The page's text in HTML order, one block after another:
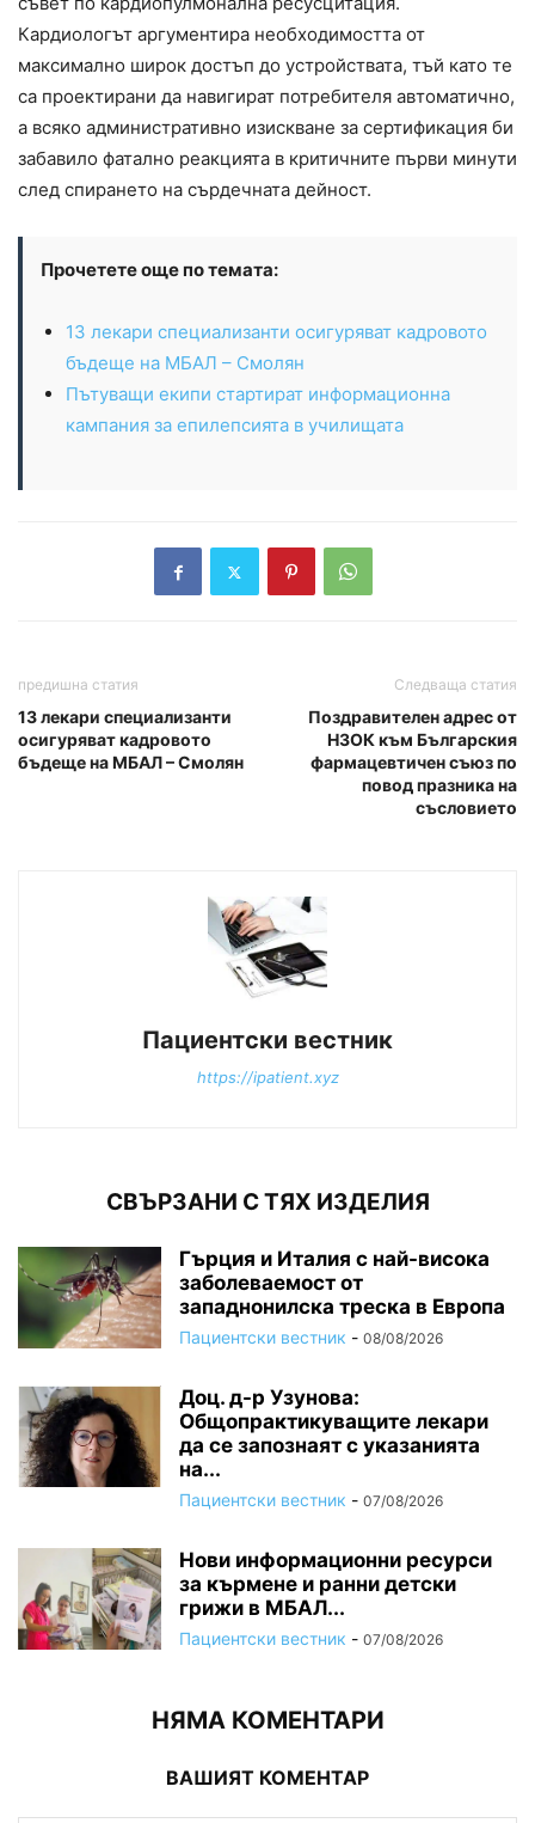
Кардиологът аргументира необходимостта от
максимално широк достъп до устройствата, тъй като те
са проектирани да навигират потребителя автоматично,
а всяко административно изискване за сертификация би
забавило фатално реакцията в критичните първи минути
след спирането на сърдечната дейност.
Прочетете още по темата:
13 лекари специализанти осигуряват кадровото
бъдеще на МБАЛ – Смолян
Пътуващи екипи стартират информационна
кампания за епилепсията в училищата
предишна статия
13 лекари специализанти
осигуряват кадровото
бъдеще на МБАЛ – Смолян
Следваща статия
Поздравителен адрес от
НЗОК към Българския
фармацевтичен съюз по
повод празника на
съсловието
Пациентски вестник
https://ipatient.xyz
СВЪРЗАНИ С ТЯХ ИЗДЕЛИЯ
Гърция и Италия с най-висока
заболеваемост от
западнонилска треска в Европа
Пациентски вестник - 08/08/2026
Доц. д-р Узунова:
Общопрактикуващите лекари
да се запознаят с указанията
на...
Пациентски вестник - 07/08/2026
Нови информационни ресурси
за кърмене и ранни детски
грижи в МБАЛ...
Пациентски вестник - 07/08/2026
НЯМА КОМЕНТАРИ
ВАШИЯТ КОМЕНТАР